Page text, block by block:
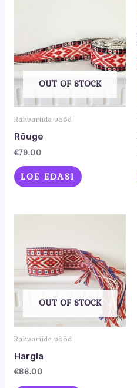
OUT OF STOCK
Rahvariide vööd
Rõuge
€79.00
LOE EDASI
OUT OF STOCK
Rahvariide vööd
Hargla
€86.00